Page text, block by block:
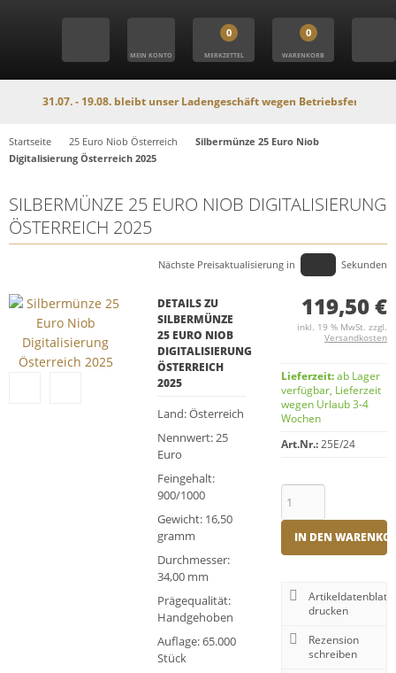
MEIN KONTO
0
MERKZETTEL
0
WARENKORB
31.07. - 19.08. bleibt unser Ladengeschäft wegen Betriebsferien
Startseite 25 Euro Niob Österreich
Silbermünze 25 Euro Niob
Digitalisierung Österreich 2025
SILBERMÜNZE 25 EURO NIOB DIGITALISIERUNG
ÖSTERREICH 2025
Nächste Preisaktualisierung in Sekunden
DETAILS ZU
SILBERMÜNZE
25 EURO NIOB
DIGITALISIERUNG
ÖSTERREICH
2025
Land: Österreich
Nennwert: 25
Euro
Feingehalt:
900/1000
Gewicht: 16,50
gramm
Durchmesser:
34,00 mm
Prägequalität:
Handgehoben
Auflage: 65.000
Stück
119,50 €
inkl. 19 % MwSt. zzgl.
Versandkosten
Lieferzeit:ab Lager
verfügbar, Lieferzeit
wegen Urlaub 3-4
Wochen
Art.Nr.:25E/24
IN DEN
Artikeldatenblatt
drucken
Rezension
schreiben